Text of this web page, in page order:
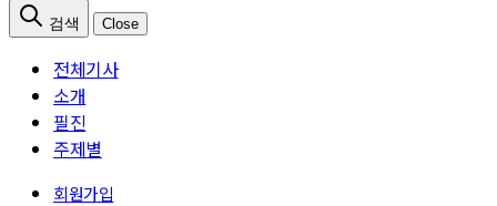
Close
전체기사
소개
필진
주제별